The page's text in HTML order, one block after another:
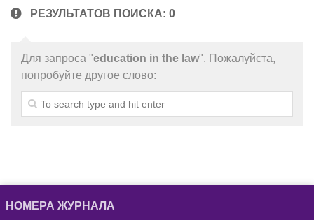
АрхивРЕЗУЛЬТАТОВ ПОИСКА: 0
Для запроса "education in the law". Пожалуйста,
попробуйте другое слово:
НОМЕРА ЖУРНАЛА